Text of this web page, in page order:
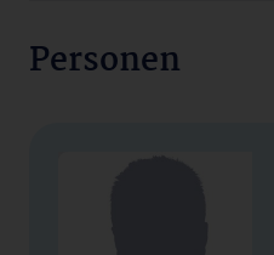
Personen